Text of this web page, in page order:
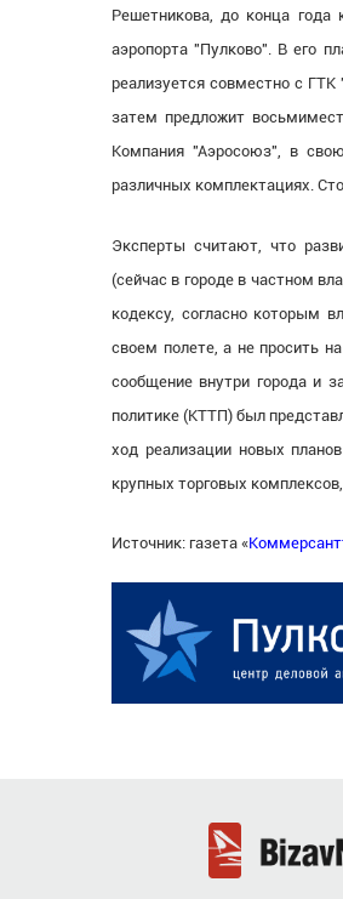
Решетникова, до конца года
аэропорта "Пулково". В его
реализуется совместно с
затем предложит
Компания "Аэросоюз", в
различных комплектациях.
Эксперты считают, что
(сейчас в городе в частном
кодексу, согласно которым
своем полете, а не просить
сообщение внутри города и
политике (КТТП) был
ход реализации новых
крупных торговых
Источник: газета «